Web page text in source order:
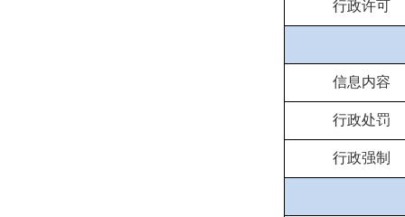
行政许可
信息内容
行政处罚
行政强制